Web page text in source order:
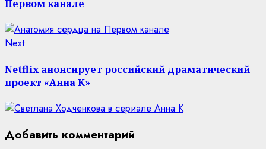
Первом канале
NextNext
Netflix анонсирует российский драматический
проект «Анна К»
Добавить комментарий